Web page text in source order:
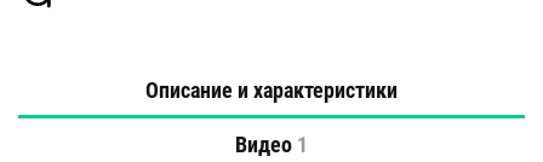
Описание и характеристики
Видео 1